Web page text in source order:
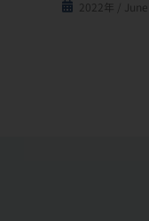
2022年 / June